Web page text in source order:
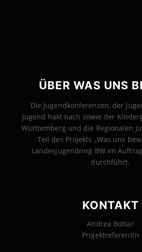
ÜBER WAS UNS
Die Jugendkonferenzen, der
Jugend hakt nach sowie der
Württemberg und die Regionalen
Teil des Projekts „Was uns
Landesjugendring BW im
durchführt.
KONTAKT
Andrea Bottar
Projektreferentin